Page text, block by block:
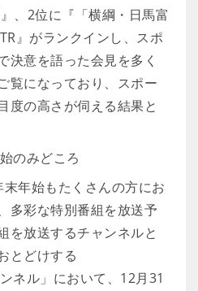
、2位に『「横綱・日馬富
』がランクインし、スポ
決意を語った会見を多く
覧になっており、スポー
度の高さが伺える結果と
のみどころ
末年始もたくさんの方にお
多彩な特別番組を放送予
を放送するチャンネルと
とどけする
ネル」において、12月31